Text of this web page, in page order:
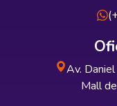
Av.
Mall